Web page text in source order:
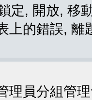
定, 開放, 移
上的錯誤, 離
理員分組管